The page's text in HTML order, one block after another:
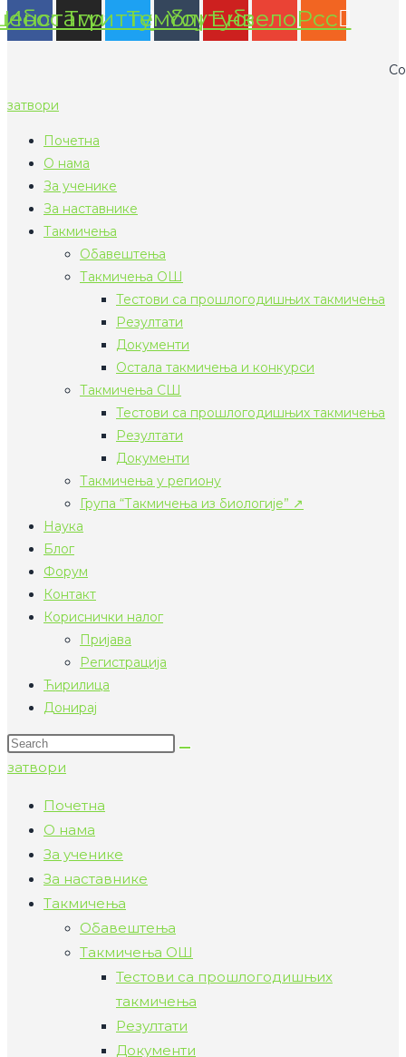
Инстаграм
ТwиттерТумблр
Yоутубе
Енвелопе
Рсс
затвори
Почетна
О нама
За ученике
За наставнике
Такмичења
Обавештења
Такмичења ОШ
Тестови са прошлогодишњих такмичења
Резултати
Документи
Остала такмичења и конкурси
Такмичења СШ
Тестови са прошлогодишњих такмичења
Резултати
Документи
Такмичења у региону
Група “Такмичења из биологије” ↗
Наука
Блог
Форум
Контакт
Кориснички налог
Пријава
Регистрација
Ћирилица
Донирај
Search
тхис
затвори
Почетна
О нама
За ученике
За наставнике
Такмичења
Обавештења
Такмичења ОШ
Тестови са прошлогодишњих
такмичења
Резултати
Документи